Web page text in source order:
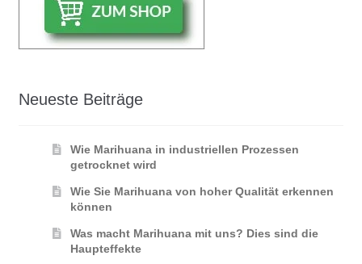
Neueste Beiträge
Wie Marihuana in industriellen Prozessen
getrocknet wird
Wie Sie Marihuana von hoher Qualität erkennen
können
Was macht Marihuana mit uns? Dies sind die
Haupteffekte